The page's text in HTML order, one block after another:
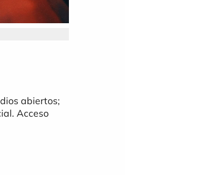
abiertos;
Acceso